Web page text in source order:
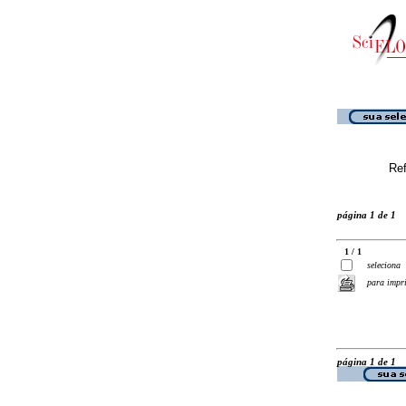
página 1 de 1
1 / 1
seleciona
para
página 1 de 1